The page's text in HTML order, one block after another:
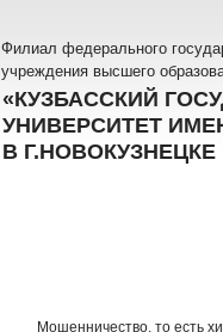
Филиал федерального
учреждения высшего
«КУЗБАССКИЙ
УНИВЕРСИТЕТ
В Г.НОВОКУЗНЕЦКЕ
Мошенничество, то есть